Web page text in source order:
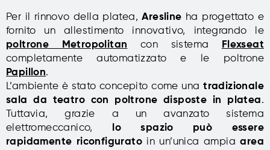
Per il rinnovo della platea,Aresline ha progettato e
fornito un allestimento innovativo, integrando le
poltrone Metropolitan con sistema
Flexseat
completamente automatizzato e le poltrone
Papillon.
L’ambiente è stato concepito come unatradizionale
sala da teatro con poltrone disposte in platea.
Tuttavia, grazie a un avanzato sistema
elettromeccanico,
lo spazio può essere
rapidamente riconfiguratoin un’unica ampiaarea